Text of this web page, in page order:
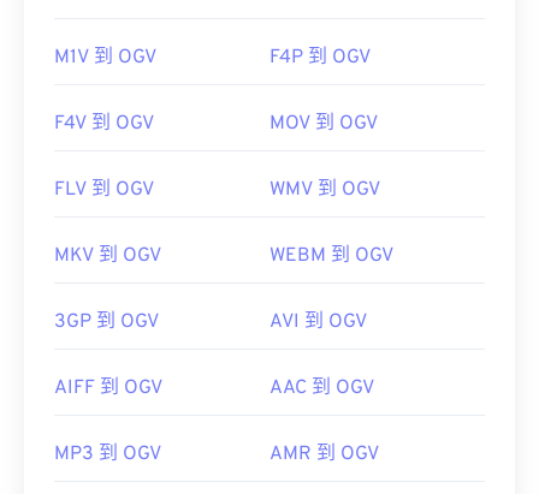
M1V 到 OGV F4P 到 OGV
F4V 到 OGV MOV 到 OGV
FLV 到 OGV WMV 到 OGV
MKV 到 OGV WEBM 到 OGV
3GP 到 OGV AVI 到 OGV
AIFF 到 OGV AAC 到 OGV
MP3 到 OGV AMR 到 OGV